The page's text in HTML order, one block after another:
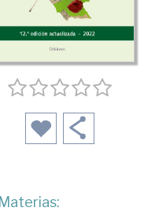
Materias: